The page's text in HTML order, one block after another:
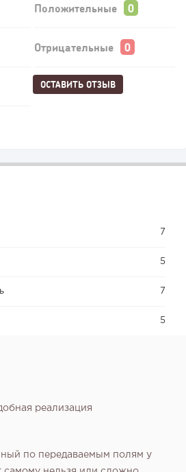
Положительные
Отрицательные
ОСТАВИТЬ ОТЗЫВ
7
5
7
5
реализация
по передаваемым полям у